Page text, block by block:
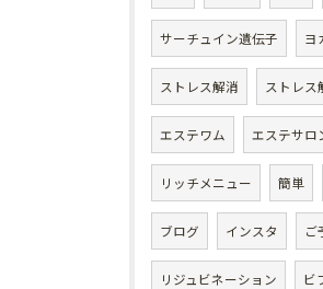
サーチュイン遺伝子 ヨ
ストレス解消 ストレス
エステワム エステサロ
リッチメニュー 簡単
ブログ インスタ ご
リジュビネーション ビ